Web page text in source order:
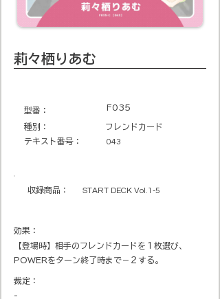
莉々栖りあむ
​型番​： F035
種別：
フレンドカード
テキスト番号​：
043
収録商品​： START DECK Vol.1-5
効果：
【登場時】相手のフレンドカードを１枚選び、
POWERをターン終了時まで－２する。
裁定：
-